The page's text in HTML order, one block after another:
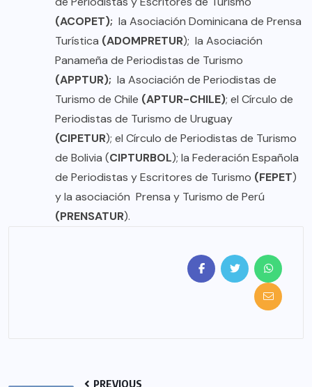
(ACOPET); la Asociación Dominicana de Prensa
Turística (ADOMPRETUR); la Asociación
Panameña de Periodistas de Turismo
(APPTUR); la Asociación de Periodistas de
Turismo de Chile (APTUR-CHILE); el Círculo de
Periodistas de Turismo de Uruguay
(CIPETUR); el Círculo de Periodistas de Turismo
de Bolivia (CIPTURBOL); la Federación Española
de Periodistas y Escritores de Turismo (FEPET)
y la asociación Prensa y Turismo de Perú
(PRENSATUR).
PREVIOUS